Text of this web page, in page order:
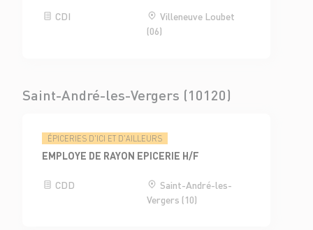
CDI
Villeneuve Loubet
(06)
Saint-André-les-Vergers (10120)
ÉPICERIES D'ICI ET D'AILLEURS
EMPLOYE DE RAYON EPICERIE H/F
CDD
Saint-André-les-
Vergers (10)